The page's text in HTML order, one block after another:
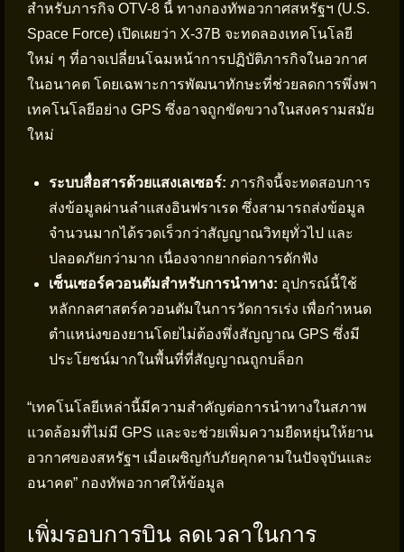
สำหรับภารกิจ OTV-8 นี้ ทางกองทัพอวกาศสหรัฐฯ (U.S.
Space Force) เปิดเผยว่า X-37B จะทดลองเทคโนโลยี
ใหม่ ๆ ที่อาจเปลี่ยนโฉมหน้าการปฏิบัติภารกิจในอวกาศ
ในอนาคต โดยเฉพาะการพัฒนาทักษะที่ช่วยลดการพึ่งพา
เทคโนโลยีอย่าง GPS ซึ่งอาจถูกขัดขวางในสงครามสมัย
ใหม่
ระบบสื่อสารด้วยแสงเลเซอร์: ภารกิจนี้จะทดสอบการ
ส่งข้อมูลผ่านลำแสงอินฟราเรด ซึ่งสามารถส่งข้อมูล
จำนวนมากได้รวดเร็วกว่าสัญญาณวิทยุทั่วไป และ
ปลอดภัยกว่ามาก เนื่องจากยากต่อการดักฟัง
เซ็นเซอร์ควอนตัมสำหรับการนำทาง: อุปกรณ์นี้ใช้
หลักกลศาสตร์ควอนตัมในการวัดการเร่ง เพื่อกำหนด
ตำแหน่งของยานโดยไม่ต้องพึ่งสัญญาณ GPS ซึ่งมี
ประโยชน์มากในพื้นที่ที่สัญญาณถูกบล็อก
“เทคโนโลยีเหล่านี้มีความสำคัญต่อการนำทางในสภาพ
แวดล้อมที่ไม่มี GPS และจะช่วยเพิ่มความยืดหยุ่นให้ยาน
อวกาศของสหรัฐฯ เมื่อเผชิญกับภัยคุกคามในปัจจุบันและ
อนาคต” กองทัพอวกาศให้ข้อมูล
เพิ่มรอบการบิน ลดเวลาในการ